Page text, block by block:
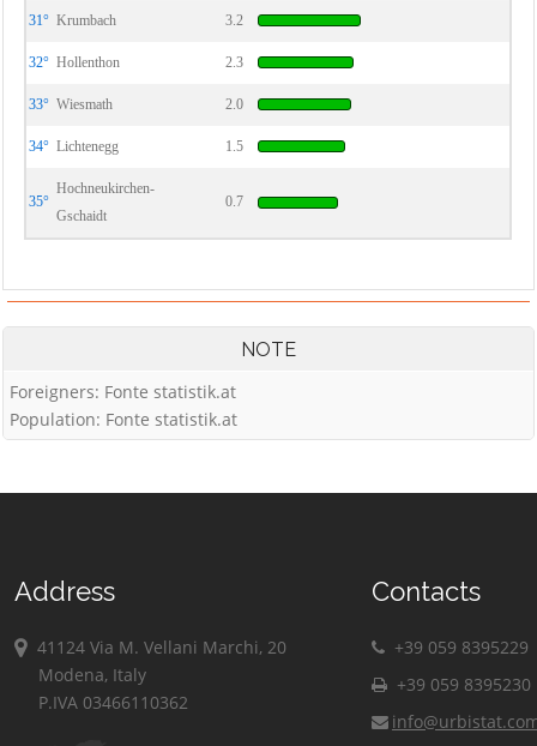
31° Krumbach 3.2
32° Hollenthon 2.3
33° Wiesmath 2.0
34° Lichtenegg 1.5
35°
Hochneukirchen-
Gschaidt
0.7
NOTE
Foreigners: Fonte statistik.at
Population: Fonte statistik.at
Address
41124 Via M. Vellani Marchi, 20
Modena, Italy
P.IVA 03466110362
Contacts
+39 059 8395229
+39 059 8395230